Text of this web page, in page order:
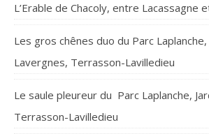
L’Erable de Chacoly, entre Lacassagne
Les gros chênes duo du Parc Laplanche,
Lavergnes, Terrasson-Lavilledieu
Le saule pleureur du Parc Laplanche,
Terrasson-Lavilledieu